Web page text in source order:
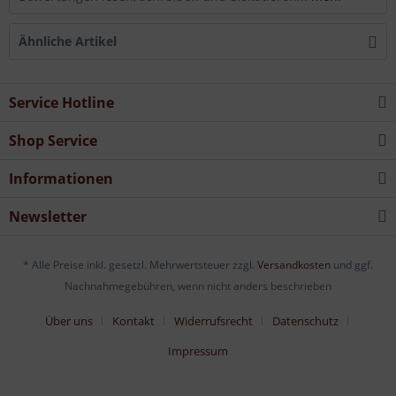
Ähnliche Artikel
Service Hotline
Shop Service
Informationen
Newsletter
* Alle Preise inkl. gesetzl. Mehrwertsteuer zzgl. Versandkosten und ggf.
Nachnahmegebühren, wenn nicht anders beschrieben
Über uns Kontakt Widerrufsrecht
Datenschutz
Impressum